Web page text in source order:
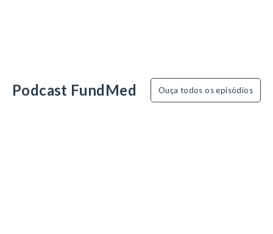
Podcast FundMed Ouça todos os episódios